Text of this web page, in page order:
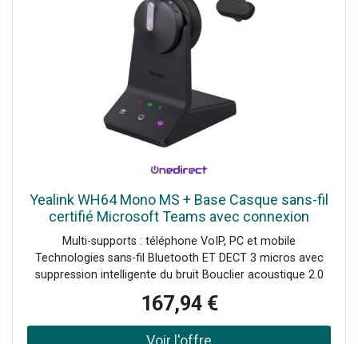
Yealink WH64 Mono MS + Base Casque sans-fil
certifié Microsoft Teams avec connexion
Bluetooth ET DECT qui s'adapte à tous les
scénarios de travail :
Multi-supports : téléphone VoIP, PC et mobile
Technologies sans-fil Bluetooth ET DECT 3 micros avec
suppression intelligente du bruit Bouclier acoustique 2.0
conversation Certifié Microsoft Teams et compatible UC
167,94 €